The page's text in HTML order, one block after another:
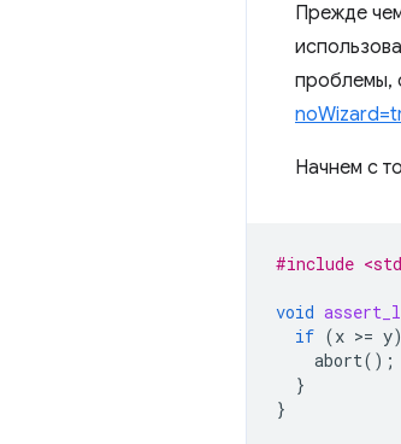
Прежде
проблемы,
Начнем с
#include
void
if (x >= y)
abort();
}
}